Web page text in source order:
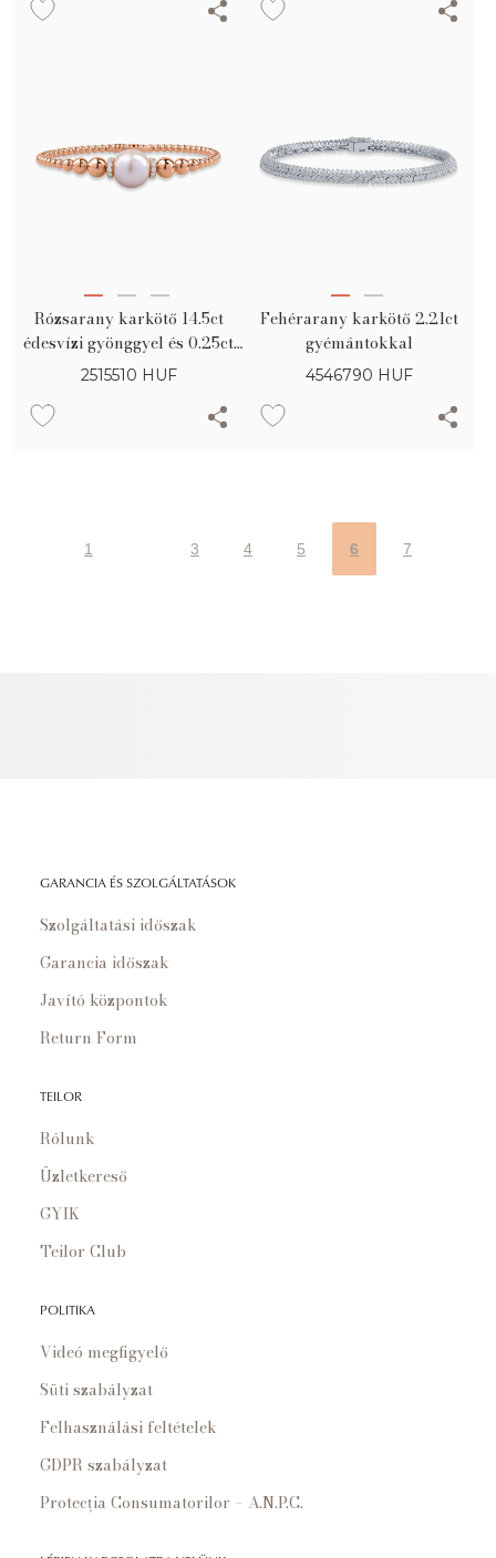
Rózsarany karkötő 14.5ct
édesvízi gyönggyel és 0.25ct
gyémántokkal
2515510 HUF
Fehérarany karkötő 2.21ct
gyémántokkal
4546790 HUF
1 3 4 5 6 7
GARANCIA ÉS SZOLGÁLTATÁSOK
Szolgáltatási időszak
Garancia időszak
Javító központok
Return Form
TEILOR
Rólunk
Üzletkereső
GYIK
Teilor Club
POLITIKA
Videó megfigyelő
Süti szabályzat
Felhasználási feltételek
GDPR szabályzat
Protecția Consumatorilor – A.N.P.C.